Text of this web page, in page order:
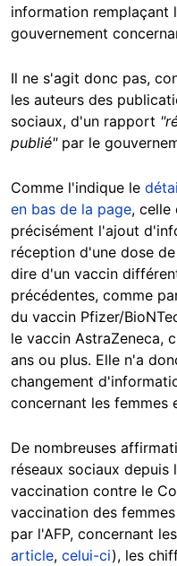
information remplaçant
gouvernement
Il ne s'agit donc pas,
les auteurs des
sociaux, d'un rapport
publié"par le
Comme l'indique le
en bas de la page, celle
précisément l'ajout
réception d'une dose
dire d'un vaccin
précédentes, comme
du vaccin Pfizer/
le vaccin AstraZeneca,
ans ou plus. Elle n'a
changement
concernant les femmes
De nombreuses
réseaux sociaux
vaccination contre le
vaccination des
par l'AFP, concernant
article, celui-ci), les